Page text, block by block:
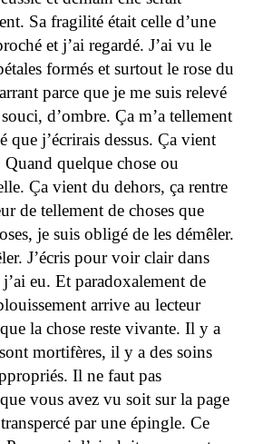
Sa fragilité était celle d’une
et j’ai regardé. J’ai vu le
formés et surtout le rose du
parce que je me suis relevé
d’ombre. Ça m’a tellement
que j’écrirais dessus. Ça vient
Quand quelque chose ou
Ça vient du dehors, ça rentre
de tellement de choses que
je suis obligé de les démêler.
J’écris pour voir clair dans
eu. Et paradoxalement de
arrive au lecteur
la chose reste vivante. Il y a
mortifères, il y a des soins
Il ne faut pas
vous avez vu soit sur la page
par une épingle. Ce